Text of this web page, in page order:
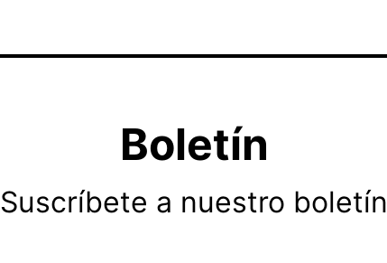
Boletín
Suscríbete a nuestro boletín